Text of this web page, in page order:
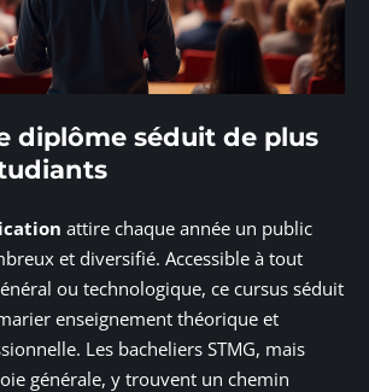
diplôme séduit de plus
attire chaque année un public
et diversifié. Accessible à tout
ou technologique, ce cursus séduit
enseignement théorique et
Les bacheliers STMG, mais
générale, y trouvent un chemin